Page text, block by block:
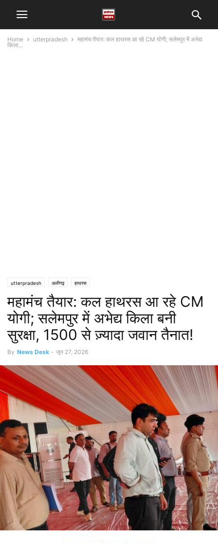
Home utterpradesh
महामंच तैयार: कल हाथरस आ रहे CM योगी; सलेमपुर में अभेद्य
किला...
utterpradesh अलीगढ़ हाथरस
महामंच तैयार: कल हाथरस आ रहे CM
योगी; सलेमपुर में अभेद्य किला बनी
सुरक्षा, 1500 से ज़्यादा जवान तैनात!
By News Desk - जून 27, 2026